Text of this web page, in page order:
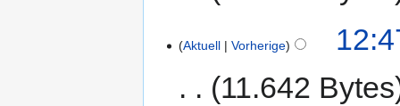
Aktuell Vorherige
11.642 Bytes